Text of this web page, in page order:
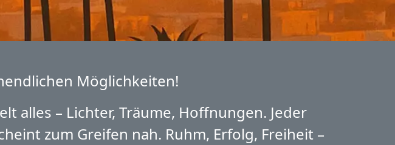
Möglichkeiten!
alles – Lichter, Träume, Hoffnungen. Jeder
zum Greifen nah. Ruhm, Erfolg, Freiheit –